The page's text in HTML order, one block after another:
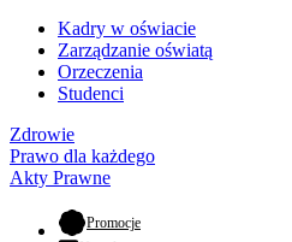
Kadry w oświacie
Zarządzanie oświatą
Orzeczenia
Studenci
Zdrowie
Prawo dla każdego
Akty Prawne
Promocje- otwiera się w nowej karcie